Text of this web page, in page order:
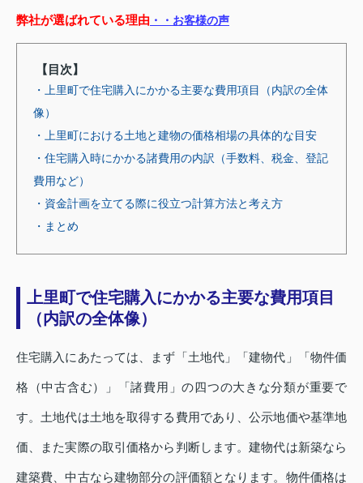
弊社が選ばれている理由 ・・お客様の声
【目次】
・上里町で住宅購入にかかる主要な費用項目（内訳の全体
像）
・上里町における土地と建物の価格相場の具体的な目安
・住宅購入時にかかる諸費用の内訳（手数料、税金、登記
費用など）
・資金計画を立てる際に役立つ計算方法と考え方
・まとめ
上里町で住宅購入にかかる主要な費用項目
（内訳の全体像）
住宅購入にあたっては、まず「土地代」「建物代」「物件価
格（中古含む）」「諸費用」の四つの大きな分類が重要で
す。土地代は土地を取得する費用であり、公示地価や基準地
価、また実際の取引価格から判断します。建物代は新築なら
建築費、中古なら建物部分の評価額となります。物件価格は